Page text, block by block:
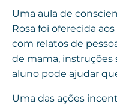
Uma aula de
Rosa foi oferecida
com relatos de
de mama, instruções
aluno pode ajudar
Uma das ações